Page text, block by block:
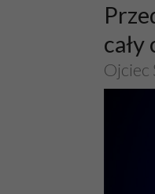
cały
Ojciec